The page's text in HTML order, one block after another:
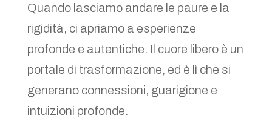
Quando lasciamo andare le paure e la
rigidità, ci apriamo a esperienze
profonde e autentiche. Il cuore libero è un
portale di trasformazione, ed è lì che si
generano connessioni, guarigione e
intuizioni profonde.